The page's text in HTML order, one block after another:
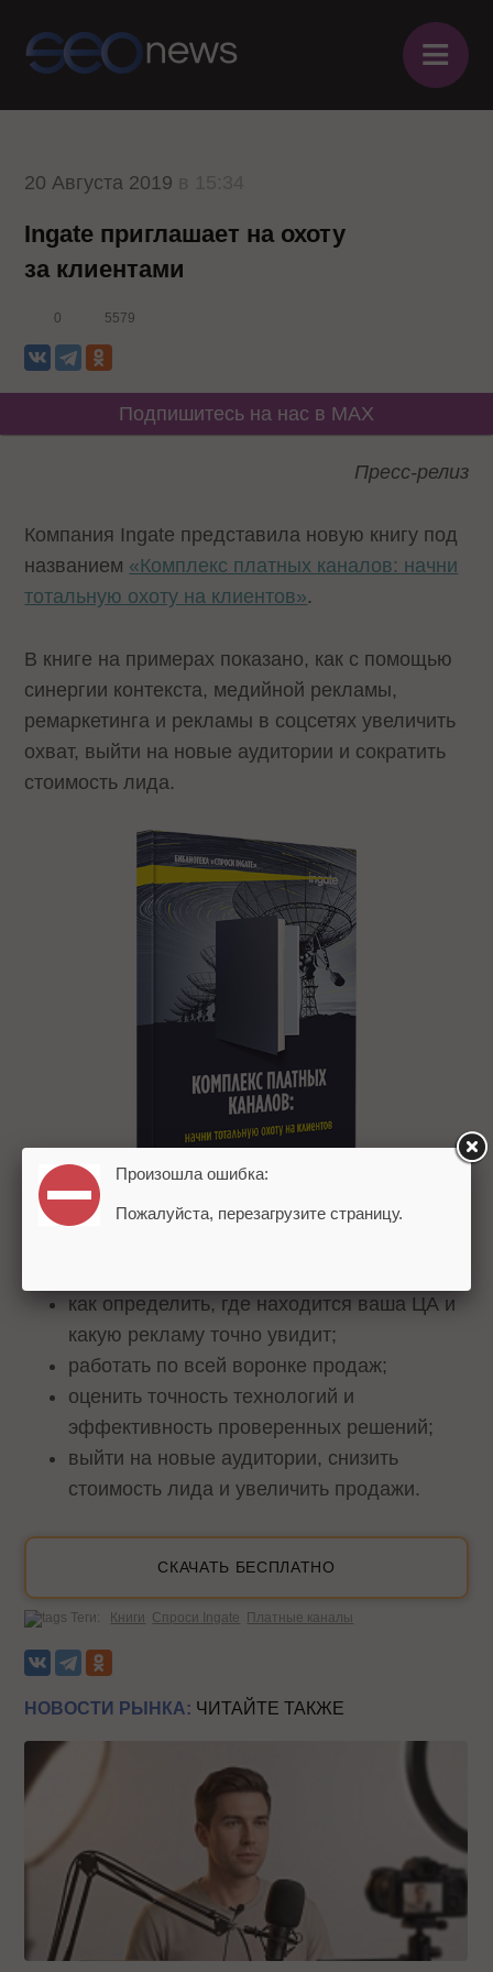
≡
20 Августа 2019
Ingate приглашает на охоту
за клиентами
0 5579
Подпишитесь на нас в MAX
Пресс-релиз
Компания Ingate представила новую книгу под
названием «Комплекс платных каналов: начни
тотальную охоту на клиентов».
В книге на примерах показано, как с помощью
синергии контекста, медийной рекламы,
ремаркетинга и рекламы в соцсетях увеличить
охват, выйти на новые аудитории и сократить
стоимость лида.
как определить, где находится ваша ЦА и
какую рекламу точно увидит;
работать по всей воронке продаж;
оценить точность технологий и
эффективность проверенных решений;
выйти на новые аудитории, снизить
стоимость лида и увеличить продажи.
СКАЧАТЬ БЕСПЛАТНО
Теги: Книги Спроси Ingate Платные каналы
НОВОСТИ РЫНКА: ЧИТАЙТЕ ТАКЖЕ
Произошла ошибка:
Пожалуйста, перезагрузите страницу.